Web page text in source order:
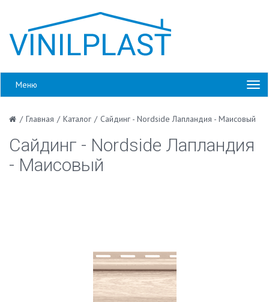
Меню
/ Главная / Каталог / Сайдинг - Nordside Лапландия - Маисовый
Сайдинг - Nordside Лапландия
- Маисовый